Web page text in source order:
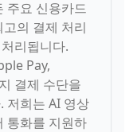
주요 신용카드
의 결제 처리
리됩니다.
Pay,
결제 수단을
저희는 AI 영상
통화를 지원하